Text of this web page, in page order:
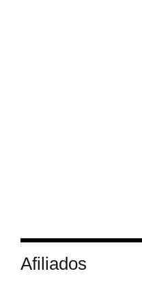
Afiliados